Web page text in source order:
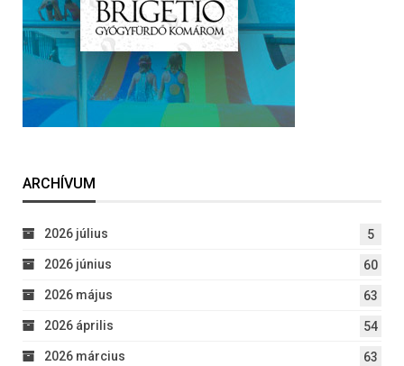
ARCHÍVUM
2026 július 5
2026 június 60
2026 május 63
2026 április 54
2026 március 63